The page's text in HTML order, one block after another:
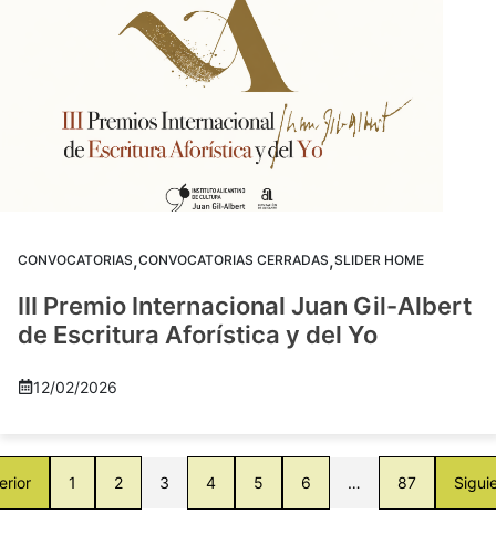
CONVOCATORIAS,CONVOCATORIAS CERRADAS,SLIDER HOME
III Premio Internacional Juan Gil-Albert
de Escritura Aforística y del Yo
12/02/2026
1 2 3 4 5 6 … 87